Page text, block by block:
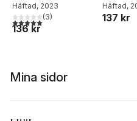
Häftad, 2023
5,0utav 5 stjärnor. Totalt antal röster:
(3)
136 kr
Häftad,
137 kr
Mina sidor